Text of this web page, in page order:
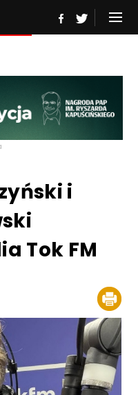
i
Tok FM